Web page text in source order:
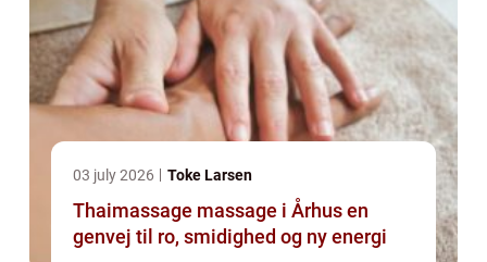
03 july 2026 Toke Larsen
Thaimassage massage i Århus en
genvej til ro, smidighed og ny energi